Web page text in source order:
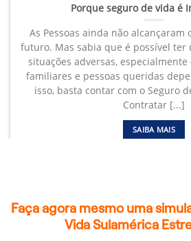
Porque seguro de vida é
As Pessoas ainda não alcançaram
futuro. Mas sabia que é possível ter
situações adversas,
familiares e pessoas queridas
isso, basta contar com o Seguro
Contratar [...]
SAIBA MAIS
Faça agora mesmo uma
Vida Sulamérica